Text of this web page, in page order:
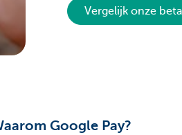
Vergelijk onze
Google Pay?